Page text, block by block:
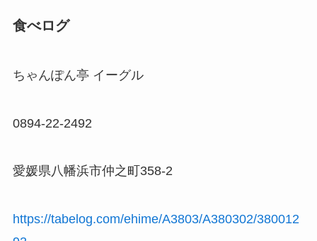
食べログ
ちゃんぽん亭 イーグル
0894-22-2492
愛媛県八幡浜市仲之町358-2
https://tabelog.com/ehime/A3803/A380302/380012